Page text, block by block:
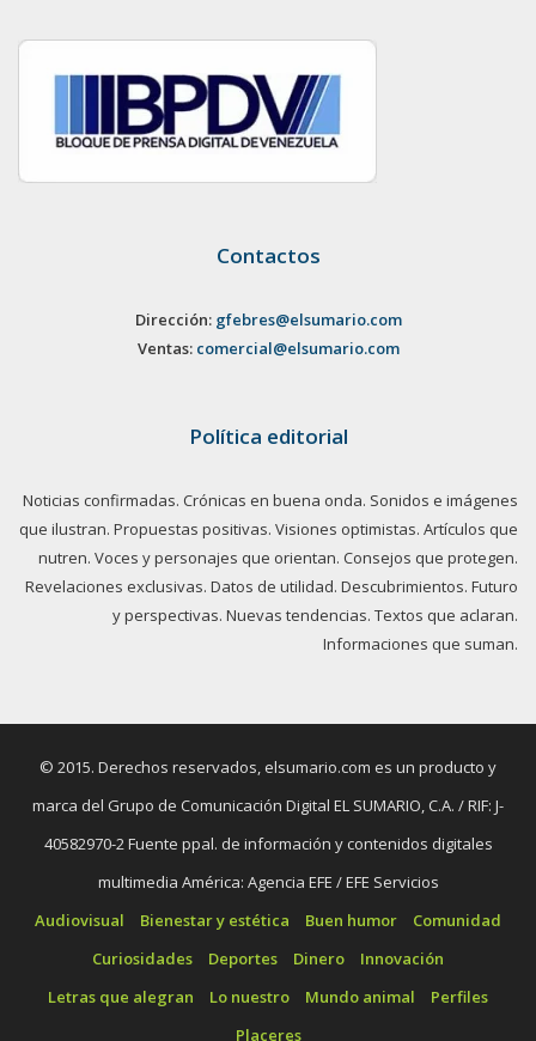
Contactos
Dirección: gfebres@elsumario.com
Ventas: comercial@elsumario.com
Política editorial
Noticias confirmadas. Crónicas en buena onda. Sonidos e imágenes
que ilustran. Propuestas positivas. Visiones optimistas. Artículos que
nutren. Voces y personajes que orientan. Consejos que protegen.
Revelaciones exclusivas. Datos de utilidad. Descubrimientos. Futuro
y perspectivas. Nuevas tendencias. Textos que aclaran.
Informaciones que suman.
© 2015. Derechos reservados, elsumario.com es un producto y
marca del Grupo de Comunicación Digital EL SUMARIO, C.A. / RIF: J-
40582970-2 Fuente ppal. de información y contenidos digitales
multimedia América: Agencia EFE / EFE Servicios
Audiovisual
Bienestar y estética Buen humor
Comunidad
Curiosidades
Deportes Dinero
Innovación
Letras que alegran
Lo nuestro Mundo animal
Perfiles
Placeres